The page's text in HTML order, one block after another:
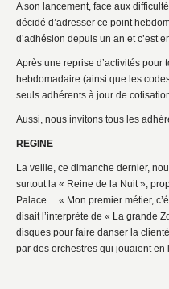
A son lancement, face aux
décidé d’adresser ce point
d’adhésion depuis un an et c’est
Après une reprise d’activités
hebdomadaire (ainsi que les
seuls adhérents à jour de
Aussi, nous invitons tous les
REGINE
La veille, ce dimanche dernier,
surtout la « Reine de la Nuit »,
Palace… « Mon premier métier,
disait l’interprète de « La grande
disques pour faire danser la
par des orchestres qui jouaient en